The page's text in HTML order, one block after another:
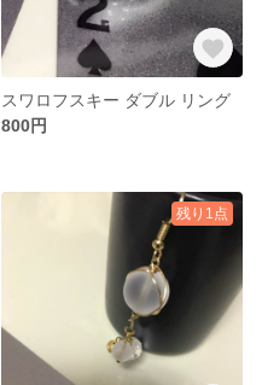
スワロフスキー ダブル リング
800円
残り1点